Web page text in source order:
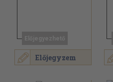
Előjegyzem